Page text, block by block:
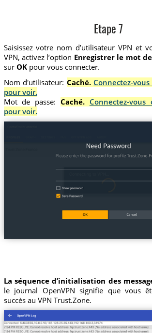
Etape 7
Saisissez votre nom d’utilisateur VPN et
VPN, activez l’option Enregistrer le mot
sur OKpour vous connecter.
Nom d'utilisateur: Caché. Connectez-
pour voir.
Mot de passe: Caché. Connectez-vous
pour voir.
La séquence d’initialisation des
le journal OpenVPN signifie que vous
succès au VPN Trust.Zone.